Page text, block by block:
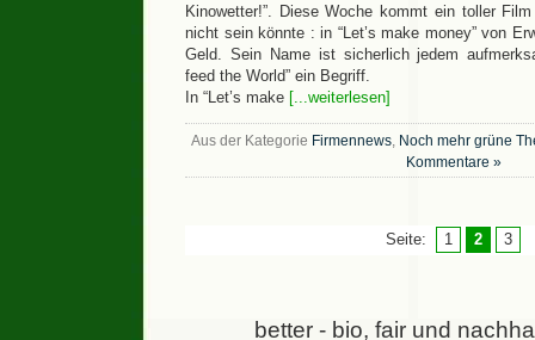
Kinowetter!”. Diese Woche kommt ein toller
nicht sein könnte : in “Let’s make money” von
Geld. Sein Name ist sicherlich jedem
feed the World” ein Begriff.
In “Let’s make [...weiterlesen]
Aus der Kategorie Firmennews, Noch mehr grüne
Kommentare »
Seite: 1 2 3
better - bio, fair und